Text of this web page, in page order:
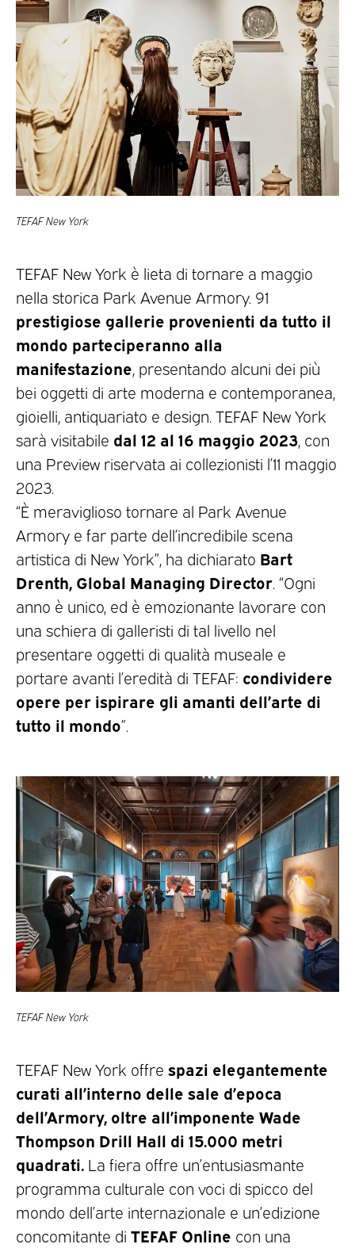
TEFAF New York
TEFAF New York è lieta di tornare a maggio
nella storica Park Avenue Armory. 91
prestigiose gallerie provenienti da tutto il
mondo parteciperanno alla
manifestazione , presentando alcuni dei più
bei oggetti di arte moderna e contemporanea,
gioielli, antiquariato e design. TEFAF New York
sarà visitabile dal 12 al 16 maggio 2023 , con
una Preview riservata ai collezionisti l’11 maggio
2023.
“È meraviglioso tornare al Park Avenue
Armory e far parte dell’incredibile scena
artistica di New York”, ha dichiarato Bart
Drenth, Global Managing Director . “Ogni
anno è unico, ed è emozionante lavorare con
una schiera di galleristi di tal livello nel
presentare oggetti di qualità museale e
portare avanti l’eredità di TEFAF: condividere
opere per ispirare gli amanti dell’arte di
tutto il mondo”.
TEFAF New York
TEFAF New York offre spazi elegantemente
curati all’interno delle sale d’epoca
dell’Armory, oltre all’imponente Wade
Thompson Drill Hall di 15.000 metri
quadrati. La fiera offre un’entusiasmante
programma culturale con voci di spicco del
mondo dell’arte internazionale e un’edizione
concomitante di TEFAF Online con una